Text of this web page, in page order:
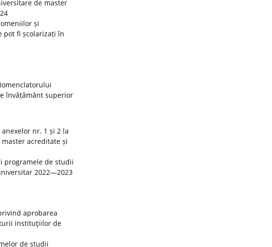
de master
și
pot fi școlarizați în
învățământ superior
nr. 1 și 2 la
acreditate și
programele de studii
2022—2023
aprobarea
instituţiilor de
de studii